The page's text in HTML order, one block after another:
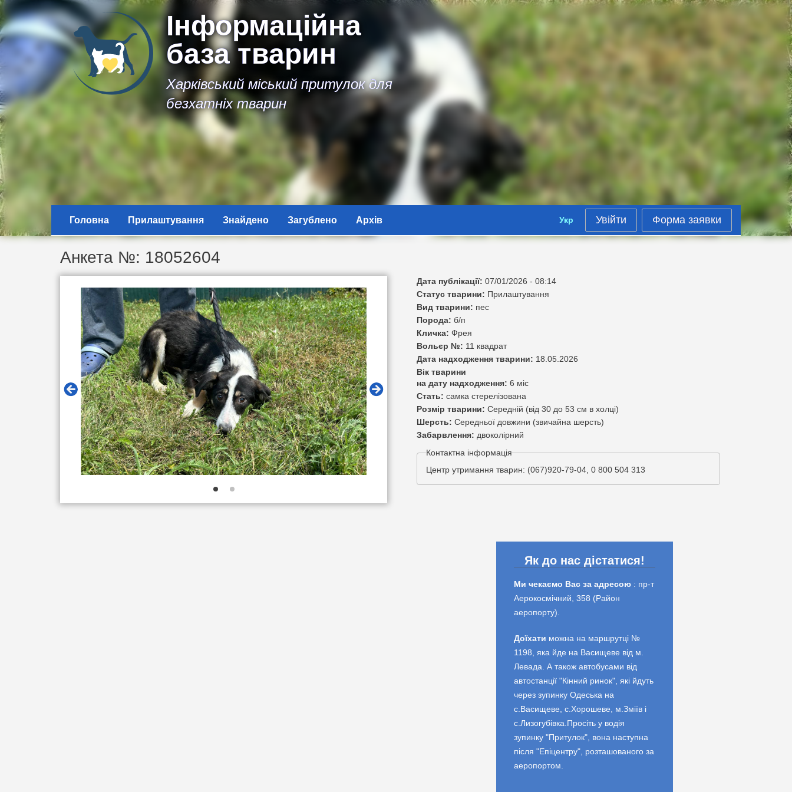
Інформаційна
база тварин
Харківський міський притулок для
безхатніх тварин
Головна Прилаштування Знайдено Загублено Архів Укр Увійти Форма заявки
Анкета №: 18052604
Дата публікації: 07/01/2026 - 08:14
Статус тварини: Прилаштування
Вид тварини: пес
Порода: б/п
Кличка: Фрея
Вольєр №: 11 квадрат
Дата надходження тварини: 18.05.2026
Вік тварини
на дату надходження: 6 міс
Стать: самка стерелізована
Розмір тварини: Середній (від 30 до 53 см в холці)
Шерсть: Середньої довжини (звичайна шерсть)
Забарвлення: двоколірний
Контактна інформація
Центр утримання тварин: (067)920-79-04, 0 800 504 313
Як до нас дістатися!
Ми чекаємо Вас за адресою : пр-т
Аерокосмічний, 358 (Район
аеропорту).
Доїхати можна на маршрутці №
1198, яка йде на Васищеве від м.
Левада. А також автобусами від
автостанції "Кінний ринок", які йдуть
через зупинку Одеська на
с.Васищеве, с.Хорошеве, м.Зміїв і
с.Лизогубівка.Просіть у водія
зупинку "Притулок", вона наступна
після "Епіцентру", розташованого за
аеропортом.